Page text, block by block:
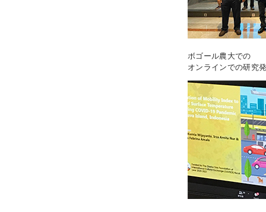
ボゴール農大での
オンラインでの研究